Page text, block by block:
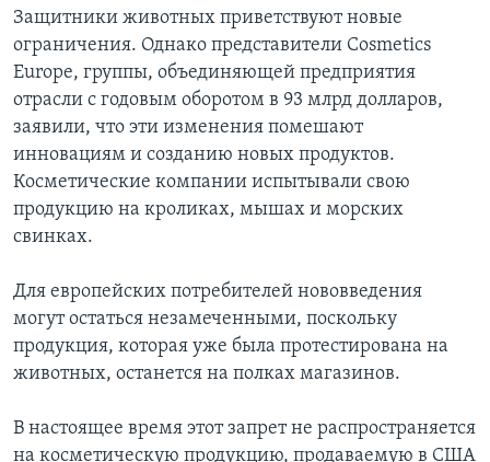
Защитники животных приветствуют новые
ограничения. Однако представители Cosmetics
Europe, группы, объединяющей предприятия
отрасли с годовым оборотом в 93 млрд долларов,
заявили, что эти изменения помешают
инновациям и созданию новых продуктов.
Косметические компании испытывали свою
продукцию на кроликах, мышах и морских
свинках.
Для европейских потребителей нововведения
могут остаться незамеченными, поскольку
продукция, которая уже была протестирована на
животных, останется на полках магазинов.
В настоящее время этот запрет не распространяется
на косметическую продукцию, продаваемую в США